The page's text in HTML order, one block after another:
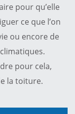
pour qu’elle
ce que l’on
ou encore de
pour cela,
la toiture.